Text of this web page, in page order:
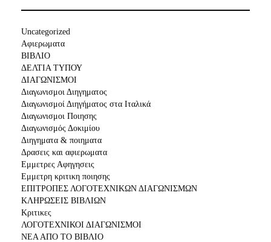
Uncategorized
Αφιερωματα
ΒΙΒΛΙΟ
ΔΕΛΤΙΑ ΤΥΠΟΥ
ΔΙΑΓΩΝΙΣΜΟΙ
Διαγωνισμοι Διηγηματος
Διαγωνισμοί Διηγήματος στα Ιταλικά
Διαγωνισμοι Ποιησης
Διαγωνισμός Δοκιμίου
Διηγηματα & ποιηματα
Δρασεις και αφιερωματα
Εμμετρες Αφηγησεις
Εμμετρη κριτικη ποιησης
ΕΠΙΤΡΟΠΕΣ ΛΟΓΟΤΕΧΝΙΚΩΝ ΔΙΑΓΩΝΙΣΜΩΝ
ΚΛΗΡΩΣΕΙΣ ΒΙΒΛΙΩΝ
Κριτικες
ΛΟΓΟΤΕΧΝΙΚΟΙ ΔΙΑΓΩΝΙΣΜΟΙ
ΝΕΑ ΑΠΟ ΤΟ ΒΙΒΛΙΟ